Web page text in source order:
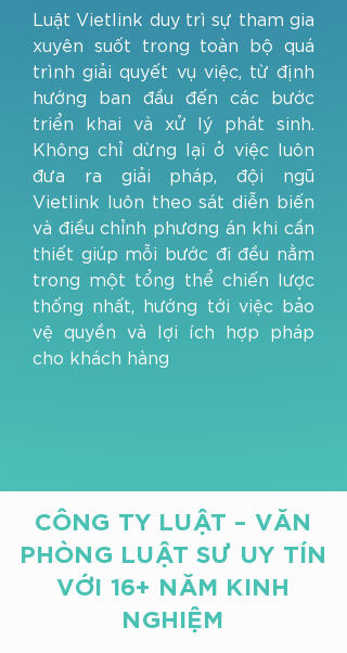
Luật Vietlink duy trì sự tham gia
xuyên suốt trong toàn bộ quá
trình giải quyết vụ việc, từ định
hướng ban đầu đến các bước
triển khai và xử lý phát sinh.
Không chỉ dừng lại ở việc luôn
đưa ra giải pháp, đội ngũ
Vietlink luôn theo sát diễn biến
và điều chỉnh phương án khi cần
thiết giúp mỗi bước đi đều nằm
trong một tổng thể chiến lược
thống nhất, hướng tới việc bảo
vệ quyền và lợi ích hợp pháp
cho khách hàng
CÔNG TY LUẬT – VĂN
PHÒNG LUẬT SƯ UY TÍN
VỚI 16+ NĂM KINH
NGHIỆM